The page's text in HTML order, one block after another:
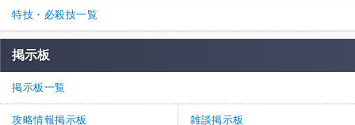
特技・必殺技一覧
掲示板
掲示板一覧
攻略情報掲示板 雑談掲示板